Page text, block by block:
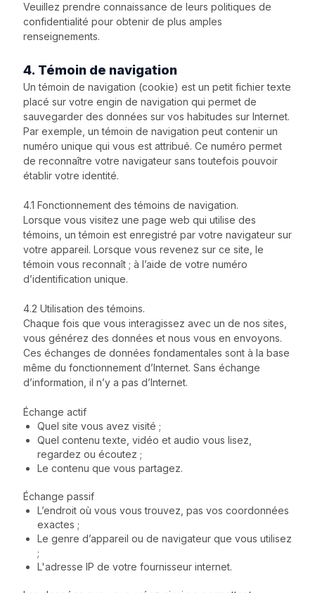
Veuillez prendre connaissance de leurs politiques de
confidentialité pour obtenir de plus amples
renseignements.
4. Témoin de navigation
Un témoin de navigation (cookie) est un petit fichier texte
placé sur votre engin de navigation qui permet de
sauvegarder des données sur vos habitudes sur Internet.
Par exemple, un témoin de navigation peut contenir un
numéro unique qui vous est attribué. Ce numéro permet
de reconnaître votre navigateur sans toutefois pouvoir
établir votre identité.
4.1 Fonctionnement des témoins de navigation.
Lorsque vous visitez une page web qui utilise des
témoins, un témoin est enregistré par votre navigateur sur
votre appareil. Lorsque vous revenez sur ce site, le
témoin vous reconnaît ; à l’aide de votre numéro
d’identification unique.
4.2 Utilisation des témoins.
Chaque fois que vous interagissez avec un de nos sites,
vous générez des données et nous vous en envoyons.
Ces échanges de données fondamentales sont à la base
même du fonctionnement d’Internet. Sans échange
d’information, il n’y a pas d’Internet.
Échange actif
Quel site vous avez visité ;
Quel contenu texte, vidéo et audio vous lisez,
regardez ou écoutez ;
Le contenu que vous partagez.
Échange passif
L’endroit où vous vous trouvez, pas vos coordonnées
exactes ;
Le genre d’appareil ou de navigateur que vous utilisez
;
L'adresse IP de votre fournisseur internet.